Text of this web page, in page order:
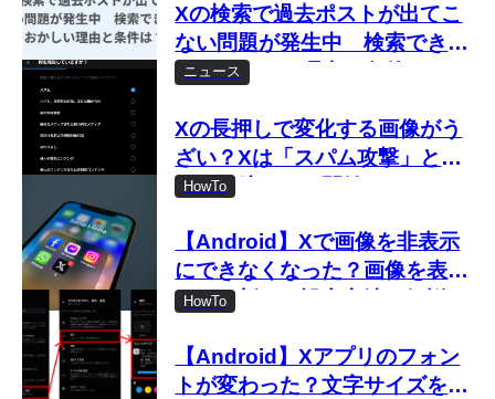
Xの検索で過去ポストが出てこ
ない問題が発生中 検索できな
い・おかしい理由と条件は？
ニュース
Xの長押しで変化する画像がう
ざい？Xは「スパム攻撃」とし
て取り締まりを開始
HowTo
【Android】Xで画像を非表示
にできなくなった？画像を表示
しない新しい設定方法を解説
HowTo
【Android】Xアプリのフォン
トが変わった？文字サイズを変